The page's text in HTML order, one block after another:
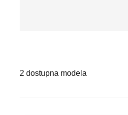
2 dostupna modela